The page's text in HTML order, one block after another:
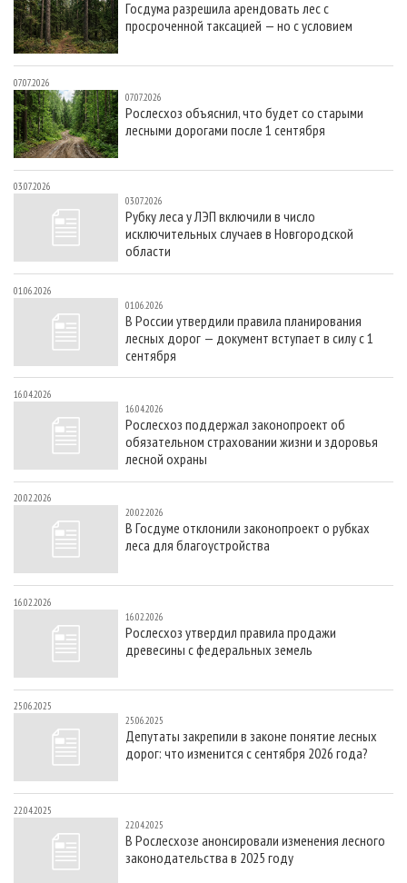
СУШКА ДРЕВЕСИНЫ
ПРОИЗВОДСТВО ДРЕВЕСНЫХ ПЛИТ
ДЕРЕВЯННОЕ ДОМОСТРОЕНИЕ
ПРОИЗВОДСТВО МЕБЕЛИ
БИОЭНЕРГЕТИКА
ЦБП
ИНСТРУМЕНТ И МАТЕРИАЛЫ
ПЕРСОНЫ
МОБИЛЬНЫЕ ВЫСТАВКИ
ПРИОРИТЕТНЫЕ ИНВЕСТПРОЕКТЫ
RUSSIAN FORESTRY REVIEW
ГАЗЕТА ЛЕСПРОМФОРУМ
БИБЛИОТЕКА СПЕЦИАЛИСТА
КОНТАКТЫ
РЕКЛАМА
РЕКЛАМА НА САЙТЕ
Госдума разрешила арендовать лес с
просроченной таксацией — но с условием
07.07.2026
07.07.2026
Рослесхоз объяснил, что будет со старыми
лесными дорогами после 1 сентября
03.07.2026
03.07.2026
Рубку леса у ЛЭП включили в число
исключительных случаев в Новгородской
области
01.06.2026
01.06.2026
В России утвердили правила планирования
лесных дорог — документ вступает в силу с 1
сентября
16.04.2026
16.04.2026
Рослесхоз поддержал законопроект об
обязательном страховании жизни и здоровья
лесной охраны
20.02.2026
20.02.2026
В Госдуме отклонили законопроект о рубках
леса для благоустройства
16.02.2026
16.02.2026
Рослесхоз утвердил правила продажи
древесины с федеральных земель
25.06.2025
25.06.2025
Депутаты закрепили в законе понятие лесных
дорог: что изменится с сентября 2026 года?
22.04.2025
22.04.2025
В Рослесхозе анонсировали изменения лесного
законодательства в 2025 году